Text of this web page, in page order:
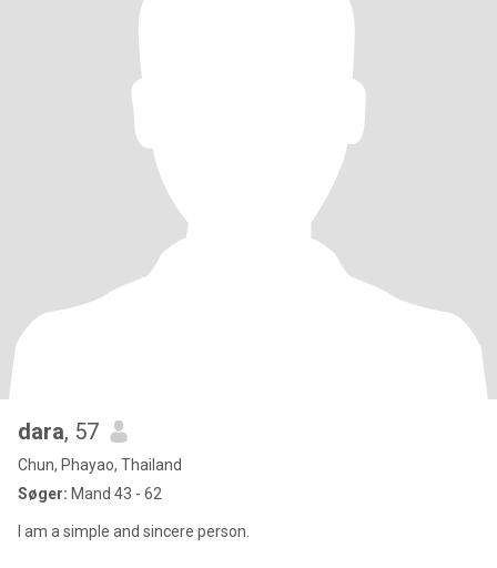
dara, 57
Chun, Phayao, Thailand
Søger: Mand 43 - 62
I am a simple and sincere person.